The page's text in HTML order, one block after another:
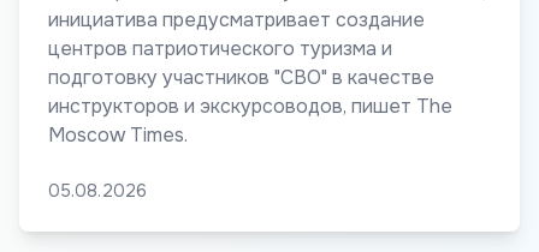
инициатива предусматривает создание
центров патриотического туризма и
подготовку участников "СВО" в качестве
инструкторов и экскурсоводов, пишет The
Moscow Times.
05.08.2026